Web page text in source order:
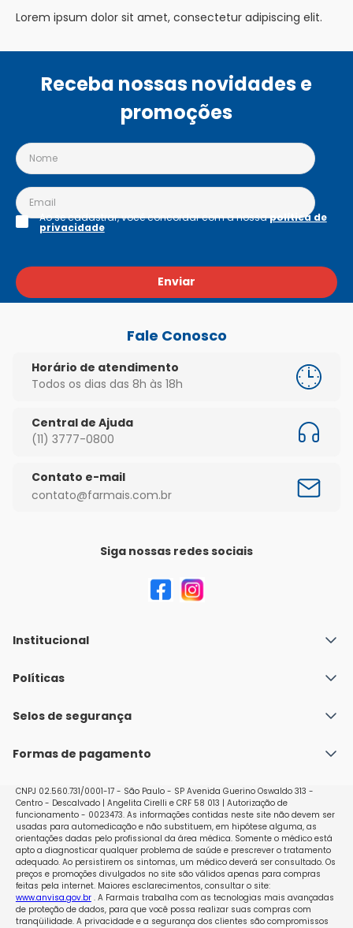
Lorem ipsum dolor sit amet, consectetur adipiscing elit.
Receba nossas novidades e
promoções
Enviar
Ao se cadastrar, você concordar com a nossapolítica de
privacidade
Fale Conosco
Horário de atendimento
Todos os dias das 8h às 18h
Central de Ajuda
(11) 3777-0800
Contato e-mail
contato@farmais.com.br
Siga nossas redes sociais
Institucional
Quem Somos
Nossas lojas
Políticas
Política de Envio
Políticas de Trocas e Devoluções
Selos de segurança
Formas de pagamento
CNPJ 02.560.731/0001-17 - São Paulo - SP Avenida Guerino Oswaldo 313 -
Centro - Descalvado | Angelita Cirelli e CRF 58 013 | Autorização de
funcionamento - 0023473. As informações contidas neste site não devem ser
usadas para automedicação e não substituem, em hipótese alguma, as
orientações dadas pelo profissional da área médica. Somente o médico está
apto a diagnosticar qualquer problema de saúde e prescrever o tratamento
adequado. Ao persistirem os sintomas, um médico deverá ser consultado. Os
preços e promoções divulgados no site são válidos apenas para compras
feitas pela internet. Maiores esclarecimentos, consultar o site:
www.anvisa.gov.br. A Farmais trabalha com as tecnologias mais avançadas
de proteção de dados, para que você possa realizar suas compras com
tranqüilidade. A privacidade e a segurança dos clientes são compromissos